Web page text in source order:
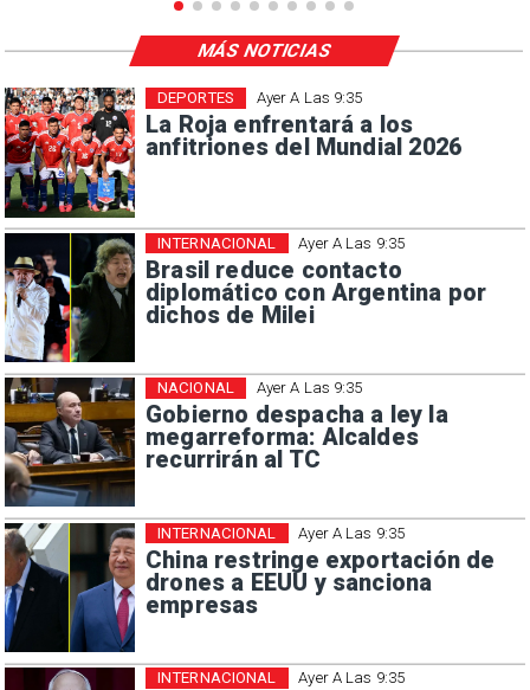
Ayer A Las 9:35
La Roja enfrentará a los
anfitriones del Mundial 2026
DEPORTES
Ayer A Las 9:35
Brasil reduce contacto
diplomático con Argentina por
dichos de Milei
INTERNACIONAL
Ayer A Las 9:35
Gobierno despacha a ley la
megarreforma: Alcaldes
recurrirán al TC
NACIONAL
Ayer A Las 9:35
China restringe exportación de
drones a EEUU y sanciona
empresas
INTERNACIONAL
Ayer A Las 9:35
INTERNACIONAL
MÁS NOTICIAS